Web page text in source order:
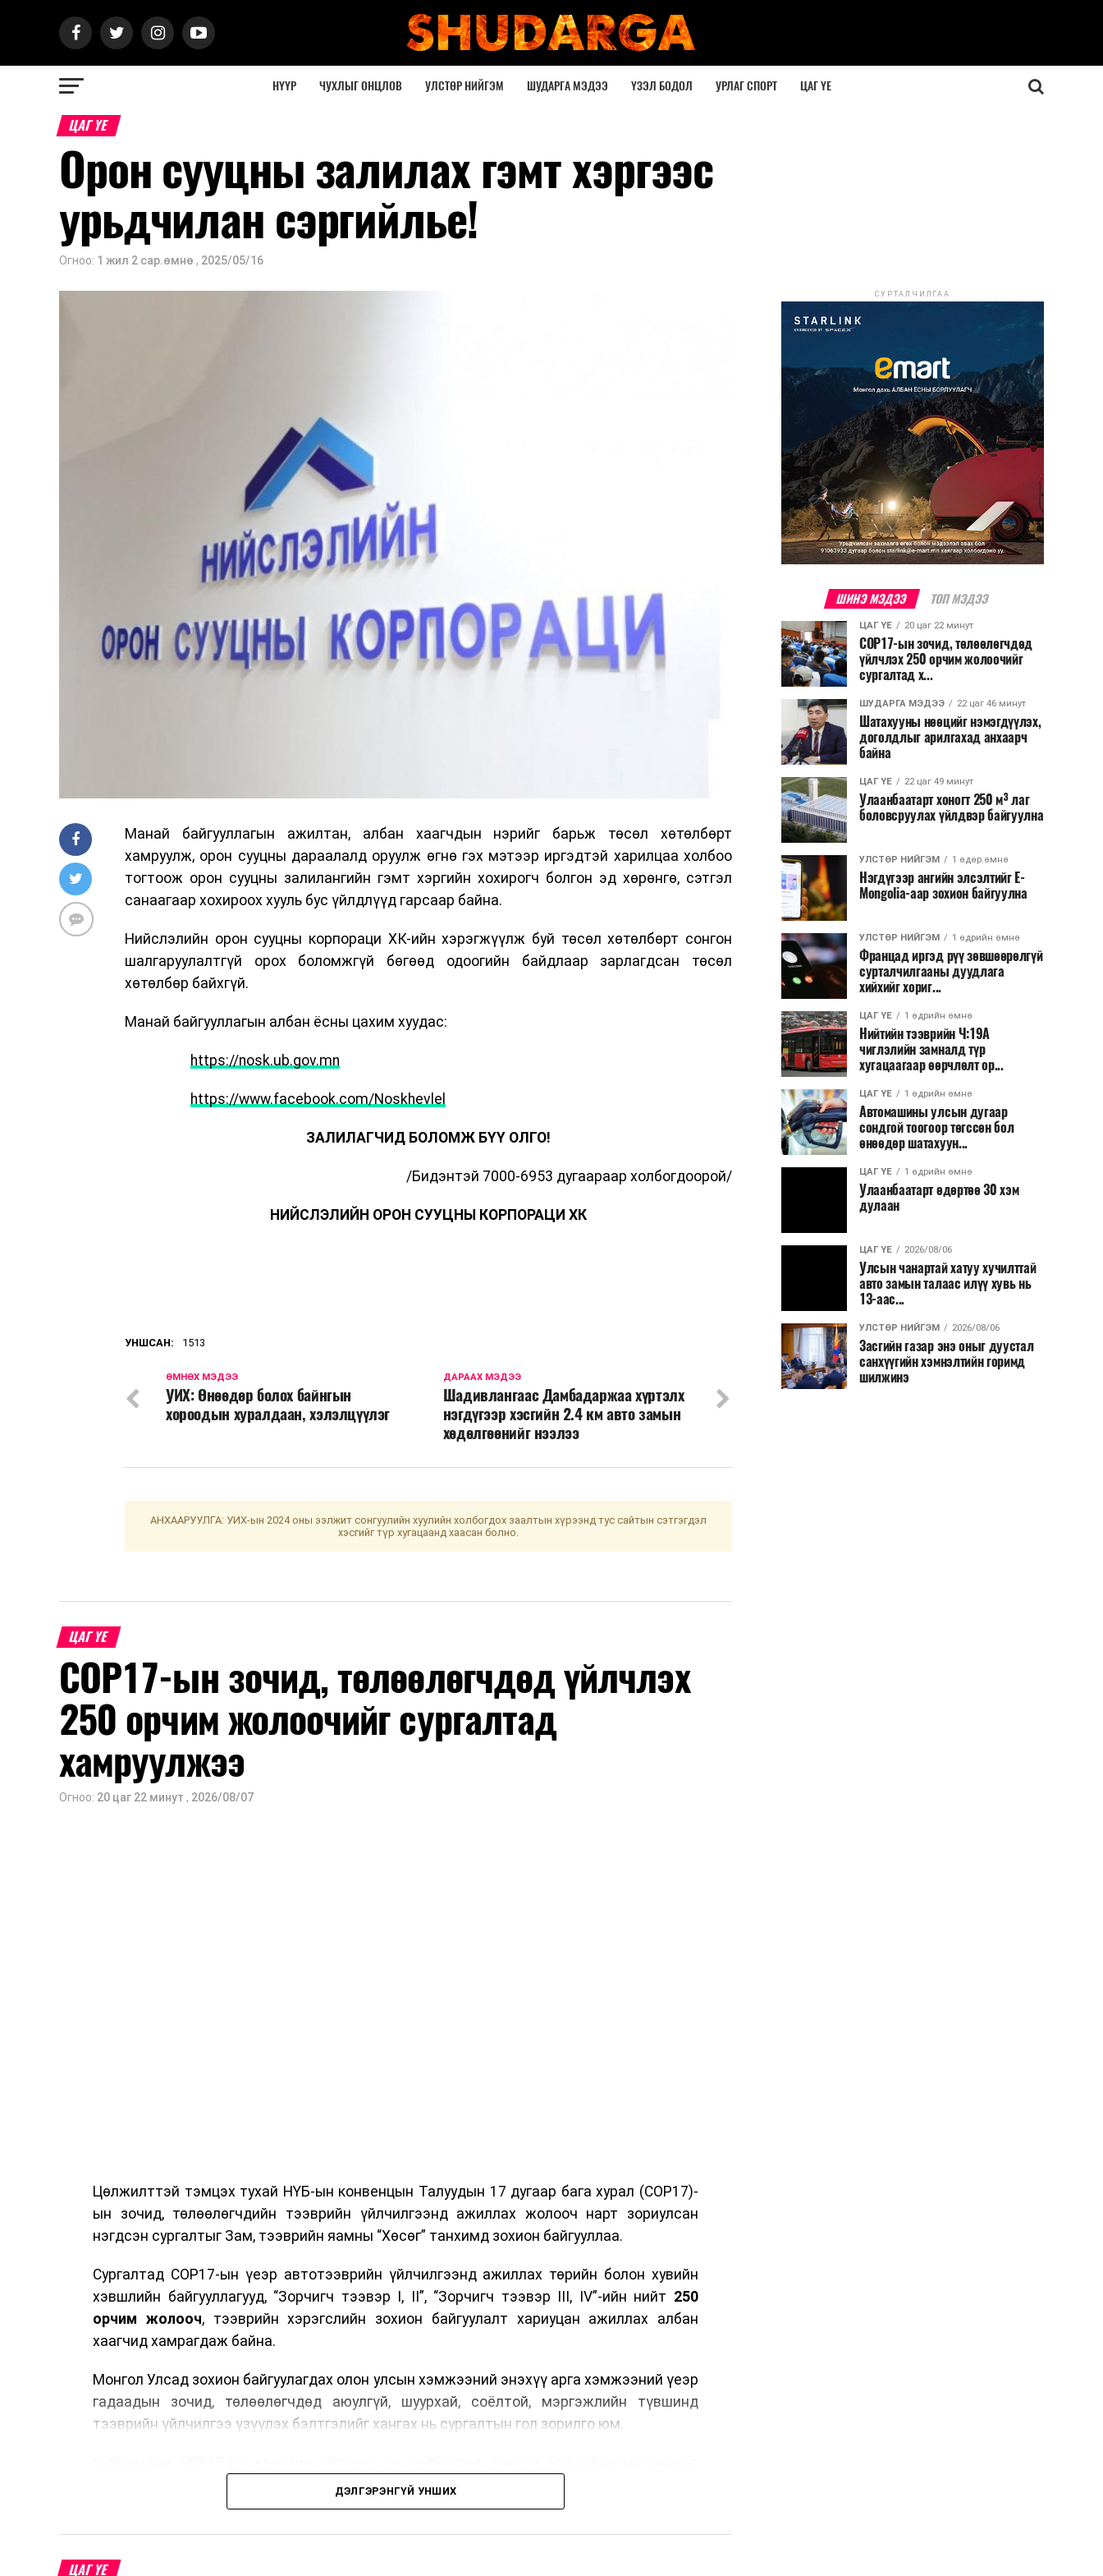
НҮҮР ЧУХЛЫГ ОНЦЛОВ УЛСТӨР НИЙГЭМ ШУДАРГА МЭДЭЭ ҮЗЭЛ БОДОЛ УРЛАГ СПОРТ ЦАГ ҮЕ
ЦАГ ҮЕ
Орон сууцны залилах гэмт хэргээс
урьдчилан сэргийлье!
Огноо: 1 жил 2 сар.өмнө , 2025/05/16
Манай байгууллагын ажилтан, албан хаагчдын нэрийг барьж төсөл хөтөлбөрт
хамруулж, орон сууцны дараалалд оруулж өгнө гэх мэтээр иргэдтэй харилцаа холбоо
тогтоож орон сууцны залилангийн гэмт хэргийн хохирогч болгон эд хөрөнгө, сэтгэл
санаагаар хохироох хууль бус үйлдлүүд гарсаар байна.
Нийслэлийн орон сууцны корпораци ХК-ийн хэрэгжүүлж буй төсөл хөтөлбөрт сонгон
шалгаруулалтгүй орох боломжгүй бөгөөд одоогийн байдлаар зарлагдсан төсөл
хөтөлбөр байхгүй.
Манай байгууллагын албан ёсны цахим хуудас:
https://nosk.ub.gov.mn
https://www.facebook.com/Noskhevlel
ЗАЛИЛАГЧИД БОЛОМЖ БҮҮ ОЛГО!
/Бидэнтэй 7000-6953 дугаараар холбогдоорой/
НИЙСЛЭЛИЙН ОРОН СУУЦНЫ КОРПОРАЦИ ХК
УНШСАН: 1513
ДАРААХ МЭДЭЭ
Шадивлангаас Дамбадаржаа хүртэлх
нэгдүгээр хэсгийн 2.4 км авто замын
хөдөлгөөнийг нээлээ
ӨМНӨХ МЭДЭЭ
УИХ: Өнөөдөр болох байнгын
хороодын хуралдаан, хэлэлцүүлэг
АНХААРУУЛГА: УИХ-ын 2024 оны ээлжит сонгуулийн хуулийн холбогдох заалтын хүрээнд тус сайтын сэтгэгдэл
хэсгийг түр хугацаанд хаасан болно.
ЦАГ ҮЕ
COP17-ын зочид, төлөөлөгчдөд үйлчлэх
250 орчим жолоочийг сургалтад
хамруулжээ
Огноо: 20 цаг 22 минут , 2026/08/07
Цөлжилттэй тэмцэх тухай НҮБ-ын конвенцын Талуудын 17 дугаар бага хурал (COP17)-
ын зочид, төлөөлөгчдийн тээврийн үйлчилгээнд ажиллах жолооч нарт зориулсан
нэгдсэн сургалтыг Зам, тээврийн яамны “Хөсөг” танхимд зохион байгууллаа.
Сургалтад COP17-ын үеэр автотээврийн үйлчилгээнд ажиллах төрийн болон хувийн
хэвшлийн байгууллагууд, “Зорчигч тээвэр I, II”, “Зорчигч тээвэр III, IV”-ийн нийт 250
орчим жолооч, тээврийн хэрэгслийн зохион байгуулалт хариуцан ажиллах албан
хаагчид хамрагдаж байна.
Монгол Улсад зохион байгуулагдах олон улсын хэмжээний энэхүү арга хэмжээний үеэр
гадаадын зочид, төлөөлөгчдөд аюулгүй, шуурхай, соёлтой, мэргэжлийн түвшинд
тээврийн үйлчилгээ үзүүлэх бэлтгэлийг хангах нь сургалтын гол зорилго юм.
зочид, төлөөлөгчдийн ангилал, үйлчилгээний стандарт, жолооч нарын үүрэг
хариуцлага, сахилга бат, үйлчилгээний соёл, ёс зүй, мэргэжлийн харилцааны талаар
Түүнчлэн зочдыг нисэх буудлаас угтан авах, зочид буудал болон арга хэмжээний
ДЭЛГЭРЭНГҮЙ УНШИХ
ЦАГ ҮЕ
СУРТАЛЧИЛГАА
ШИНЭ МЭДЭЭ ТОП МЭДЭЭ
ЦАГ ҮЕ 20 цаг 22 минут
COP17-ын зочид, төлөөлөгчдөд
үйлчлэх 250 орчим жолоочийг
сургалтад х...
ШУДАРГА МЭДЭЭ 22 цаг 46 минут
Шатахууны нөөцийг нэмэгдүүлэх,
доголдлыг арилгахад анхаарч
байна
ЦАГ ҮЕ 22 цаг 49 минут
Улаанбаатарт хоногт 250 м³ лаг
боловсруулах үйлдвэр байгуулна
УЛСТӨР НИЙГЭМ 1 өдөр.өмнө
Нэгдүгээр ангийн элсэлтийг E-
Mongolia-аар зохион байгуулна
УЛСТӨР НИЙГЭМ 1 өдрийн өмнө
Францад иргэд рүү зөвшөөрөлгүй
сурталчилгааны дуудлага
хийхийг хориг...
ЦАГ ҮЕ 1 өдрийн өмнө
Нийтийн тээврийн Ч:19А
чиглэлийн замналд түр
хугацаагаар өөрчлөлт ор...
ЦАГ ҮЕ 1 өдрийн өмнө
Автомашины улсын дугаар
сондгой тоогоор төгссөн бол
өнөөдөр шатахуун...
ЦАГ ҮЕ 1 өдрийн өмнө
Улаанбаатарт өдөртөө 30 хэм
дулаан
ЦАГ ҮЕ 2026/08/06
Улсын чанартай хатуу хучилттай
авто замын талаас илүү хувь нь
13-аас...
УЛСТӨР НИЙГЭМ 2026/08/06
Засгийн газар энэ оныг дуустал
санхүүгийн хэмнэлтийн горимд
шилжинэ